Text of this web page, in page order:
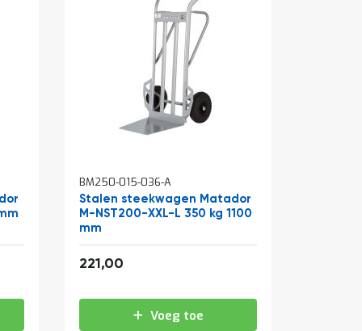
BM250-015-036-A
Stalen steekwagen Matador
M-NST200-XXL-L 350 kg 1100
mm
221,00
Voeg toe